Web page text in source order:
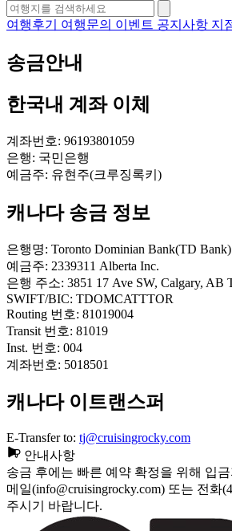
여행후기 여행문의 이벤트 공지사항 지
송금안내
한국내 계좌 이체
계좌번호: 96193801059
은행: 국민은행
예금주: 유현주(크루징록키)
캐나다 송금 정보
은행명: Toronto Dominian Bank(TD Bank)
예금주: 2339311 Alberta Inc.
은행 주소: 3851 17 Ave SW, Calgary, AB
SWIFT/BIC: TDOMCATTTOR
Routing 번호: 81019004
Transit 번호: 81019
Inst. 번호: 004
계좌번호: 5018501
캐나다 이트랜스퍼
E-Transfer to: tj@cruisingrocky.com
안내사항
송금 후에는 빠른 예약 확정을 위해 입
메일(info@cruisingrocky.com) 또는 전화
주시기 바랍니다.